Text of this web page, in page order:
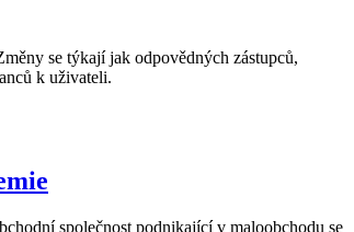
se týkají jak odpovědných zástupců,
k uživateli.
společnost podnikající v maloobchodu se